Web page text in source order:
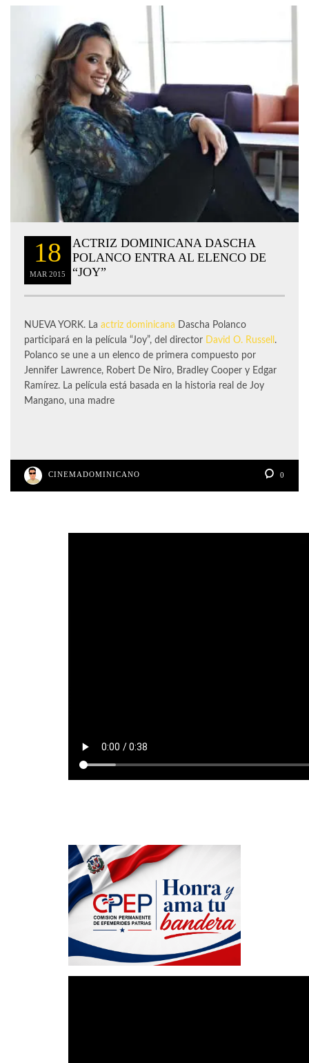
18
MAR 2015
ACTRIZ DOMINICANA DASCHA
POLANCO ENTRA AL ELENCO DE
“JOY”
NUEVA YORK. La actriz dominicana Dascha Polanco
participará en la película “Joy”, del director David O. Russell .
Polanco se une a un elenco de primera compuesto por
Jennifer Lawrence, Robert De Niro, Bradley Cooper y Edgar
Ramírez. La película está basada en la historia real de Joy
Mangano, una madre
CINEMADOMINICANO 0